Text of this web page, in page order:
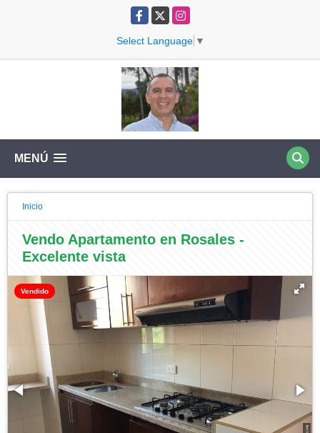
Facebook
X Instagram
Select Language ▼
MENÚ
Inicio
Vendo Apartamento en Rosales -
Excelente vista
Vendido